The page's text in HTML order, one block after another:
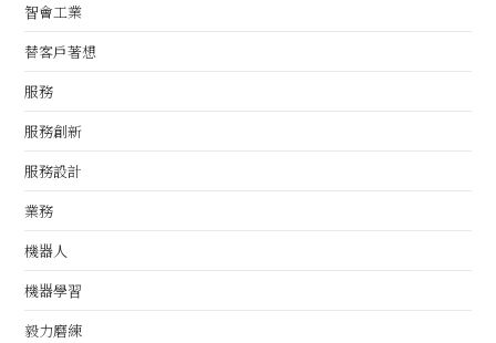
智會工業
替客戶著想
服務
服務創新
服務設計
業務
機器人
機器學習
毅力磨練